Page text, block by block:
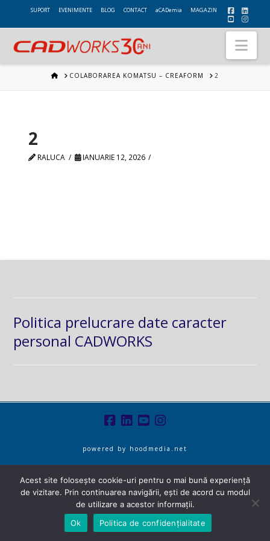
SUPORT EVENIMENTE BLOG CONTACT aCADemia MAGAZIN
HOMECOLABORAREA KOMATSU – CREAFORM 2
2
RALUCA IANUARIE 12, 2026
Politica prelucrare date caracter
personal CADWORKS
powered by hoodmedia.net
Acest site folosește cookie-uri pentru o mai bună experiență
de vizitare. Prin continuarea navigării, ești de acord cu modul
de utilizare a acestor informații.
Ok
Politica de confidențialitate